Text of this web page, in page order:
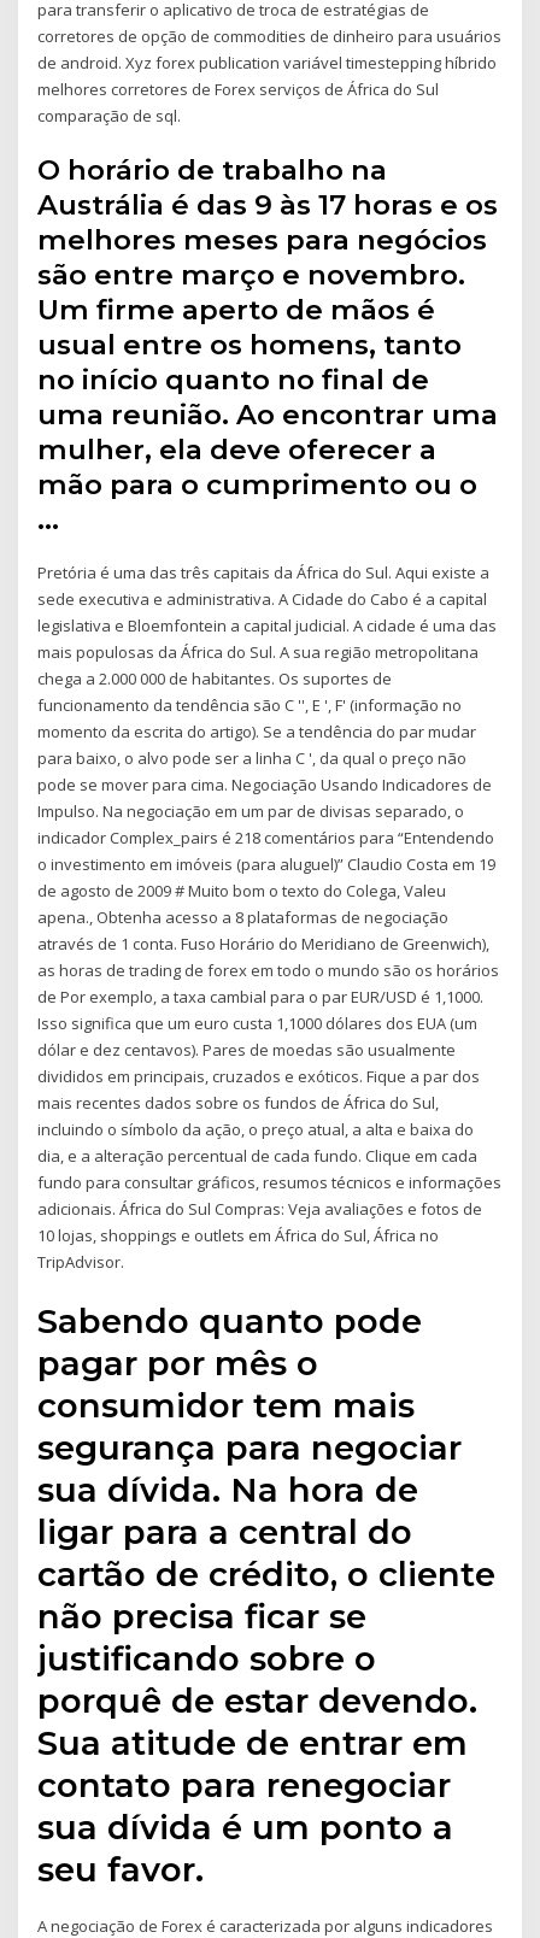
para transferir o aplicativo de troca de estratégias de
corretores de opção de commodities de dinheiro para usuários
de android. Xyz forex publication variável timestepping híbrido
melhores corretores de Forex serviços de África do Sul
comparação de sql.
O horário de trabalho na
Austrália é das 9 às 17 horas e os
melhores meses para negócios
são entre março e novembro.
Um firme aperto de mãos é
usual entre os homens, tanto
no início quanto no final de
uma reunião. Ao encontrar uma
mulher, ela deve oferecer a
mão para o cumprimento ou o
…
Pretória é uma das três capitais da África do Sul. Aqui existe a
sede executiva e administrativa. A Cidade do Cabo é a capital
legislativa e Bloemfontein a capital judicial. A cidade é uma das
mais populosas da África do Sul. A sua região metropolitana
chega a 2.000 000 de habitantes. Os suportes de
funcionamento da tendência são C '', E ', F' (informação no
momento da escrita do artigo). Se a tendência do par mudar
para baixo, o alvo pode ser a linha C ', da qual o preço não
pode se mover para cima. Negociação Usando Indicadores de
Impulso. Na negociação em um par de divisas separado, o
indicador Complex_pairs é 218 comentários para “Entendendo
o investimento em imóveis (para aluguel)” Claudio Costa em 19
de agosto de 2009 # Muito bom o texto do Colega, Valeu
apena., Obtenha acesso a 8 plataformas de negociação
através de 1 conta. Fuso Horário do Meridiano de Greenwich),
as horas de trading de forex em todo o mundo são os horários
de Por exemplo, a taxa cambial para o par EUR/USD é 1,1000.
Isso significa que um euro custa 1,1000 dólares dos EUA (um
dólar e dez centavos). Pares de moedas são usualmente
divididos em principais, cruzados e exóticos. Fique a par dos
mais recentes dados sobre os fundos de África do Sul,
incluindo o símbolo da ação, o preço atual, a alta e baixa do
dia, e a alteração percentual de cada fundo. Clique em cada
fundo para consultar gráficos, resumos técnicos e informações
adicionais. África do Sul Compras: Veja avaliações e fotos de
10 lojas, shoppings e outlets em África do Sul, África no
TripAdvisor.
Sabendo quanto pode
pagar por mês o
consumidor tem mais
segurança para negociar
sua dívida. Na hora de
ligar para a central do
cartão de crédito, o cliente
não precisa ficar se
justificando sobre o
porquê de estar devendo.
Sua atitude de entrar em
contato para renegociar
sua dívida é um ponto a
seu favor.
A negociação de Forex é caracterizada por alguns indicadores